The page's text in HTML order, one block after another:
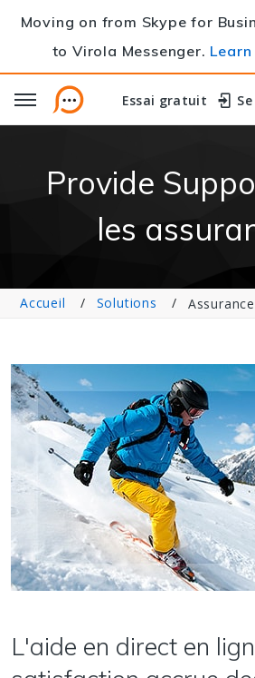
Moving on from Skype for
to Virola Messenger.
Essai gratuit
Essai gratuit
Provide
les
Accueil Solutions
L'aide en direct en